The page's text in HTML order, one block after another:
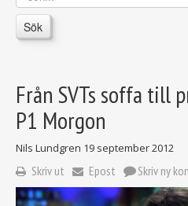
Sök
Från SVTs soffa till
P1 Morgon
Nils Lundgren 19 september 2012
Skriv ut Epost Skriv ny